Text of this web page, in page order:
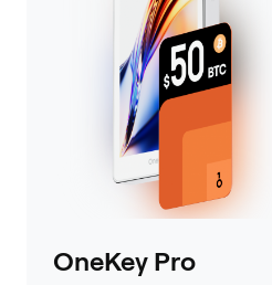
OneKey Pro